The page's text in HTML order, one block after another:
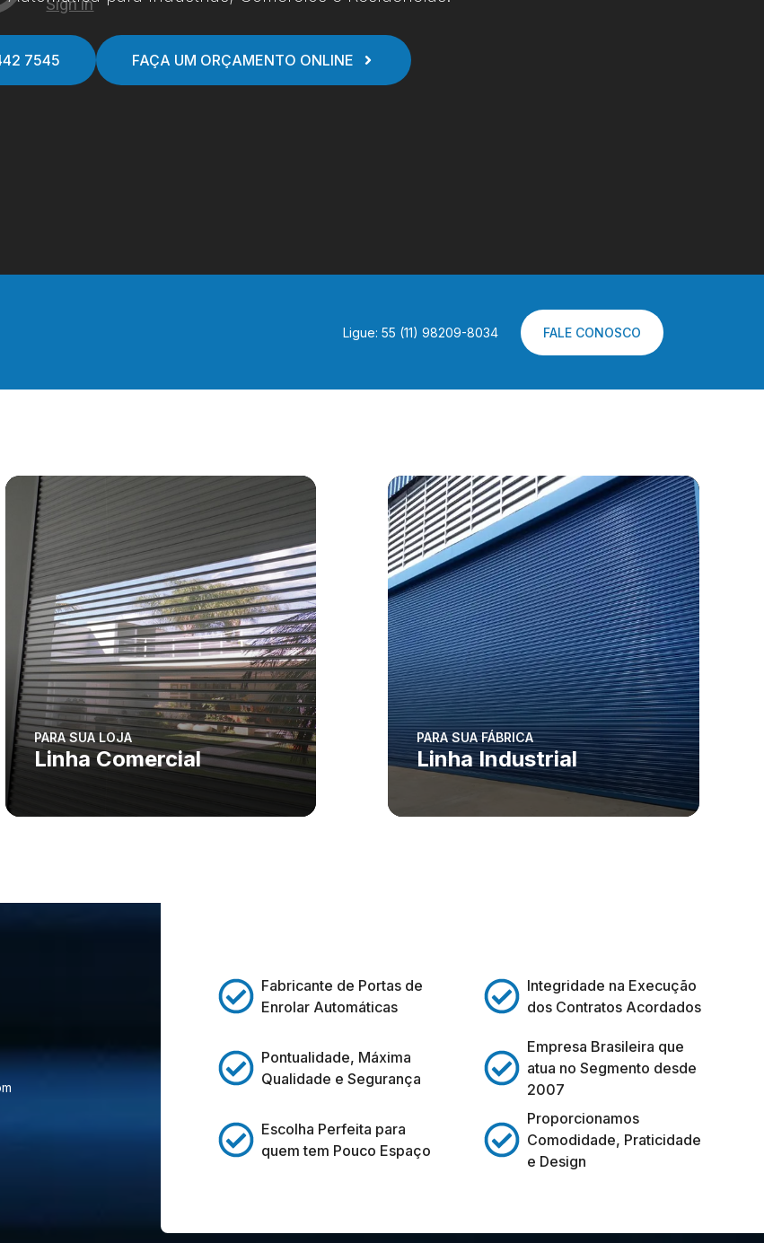
7545 FAÇA UM ORÇAMENTO ONLINE
Ligue: 55 (11) 98209-8034 FALE CONOSCO
PARA SUA LOJA
Linha Comercial
PARA SUA FÁBRICA
Linha Industrial
Fabricante de Portas de
Enrolar Automáticas
Pontualidade, Máxima
Qualidade e Segurança
Escolha Perfeita para
quem tem Pouco Espaço
Integridade na Execução
dos Contratos Acordados
Empresa Brasileira que
atua no Segmento desde
2007
Proporcionamos
Comodidade, Praticidade
e Design